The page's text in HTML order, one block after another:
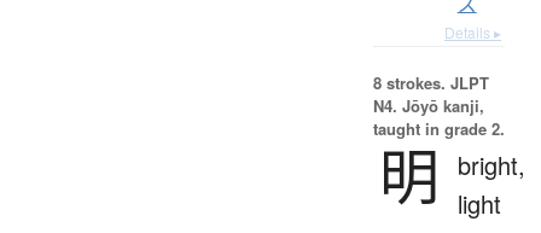
Details ▸
8 strokes. JLPT
N4. Jōyō kanji,
taught in grade 2.
明
bright,
light